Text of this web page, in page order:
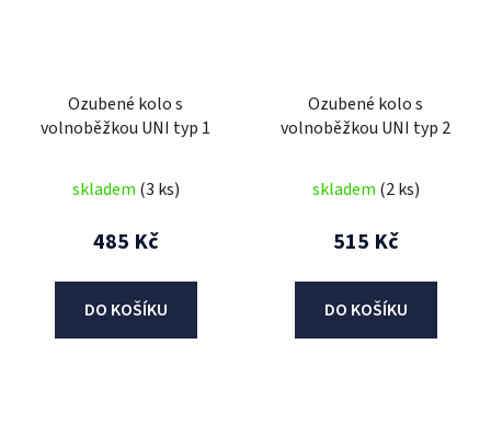
Ozubené kolo s
volnoběžkou UNI typ 1
skladem (3 ks)
485 Kč
DO KOŠÍKU
Ozubené kolo s
volnoběžkou UNI typ 2
skladem (2 ks)
515 Kč
DO KOŠÍKU